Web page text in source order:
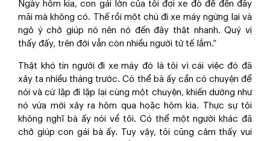
Ngày hôm kia, con gái lớn của tôi đợi xe đò để đến đây
mãi mà không có. Thế rồi một chú đi xe máy ngừng lại và
ngỏ ý chở giúp nó nên nó đến đây thật nhanh. Quý vị
thấy đấy, trên đời vẫn còn nhiều người tử tế lắm.”
Thật khó tin người đi xe máy đó là tôi vì cái việc đó đã
xảy ta nhiều tháng trước. Có thể bà ấy cần có chuyện để
nói và cứ lặp đi lặp lại cùng một chuyện, khiến dường như
nó vừa mới xảy ra hôm qua hoặc hôm kia. Thực sự tôi
không nghĩ bà ấy nói về tôi. Có thể một người khác đã
chở giúp con gái bà ấy. Tuy vậy, tôi cũng cảm thấy vui